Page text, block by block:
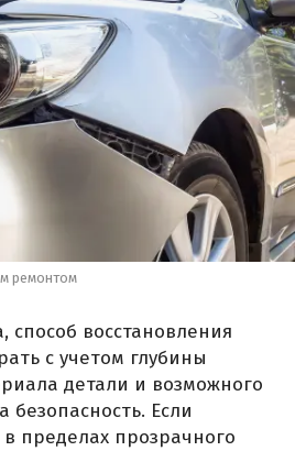
ремонтом
способ восстановления
с учетом глубины
детали и возможного
безопасность. Если
пределах прозрачного